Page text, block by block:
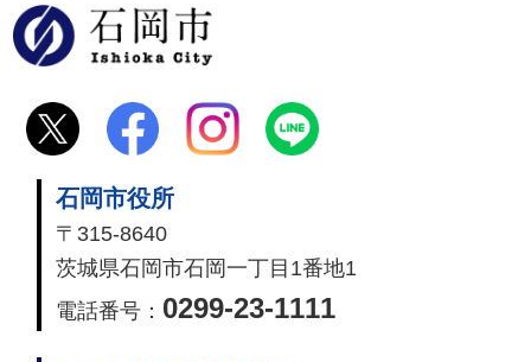
石岡市役所
〒315-8640
茨城県石岡市石岡一丁目1番地1
電話番号： 0299-23-1111